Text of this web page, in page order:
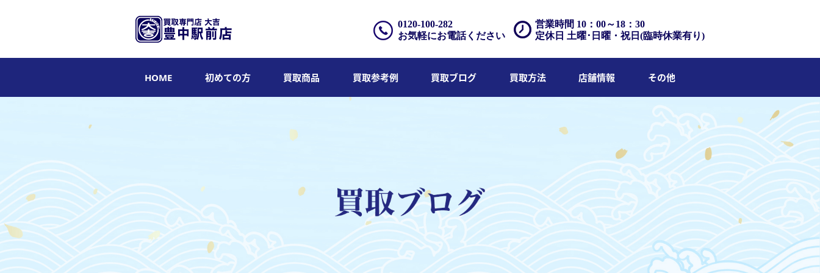
営業時間 10：00～18：30
定休日 土曜･日曜・祝日(臨時休業有り)
0120-100-282
お気軽にお電話ください
HOME 初めての方 買取商品 買取参考例 買取ブログ 買取方法 店舗情報 その他